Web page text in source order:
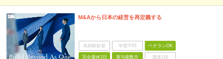
M&Aから日本の経営を再定義する
未経験歓迎 学歴不問 ベテランOK
完全週休2日 賞与複数月 面接1回